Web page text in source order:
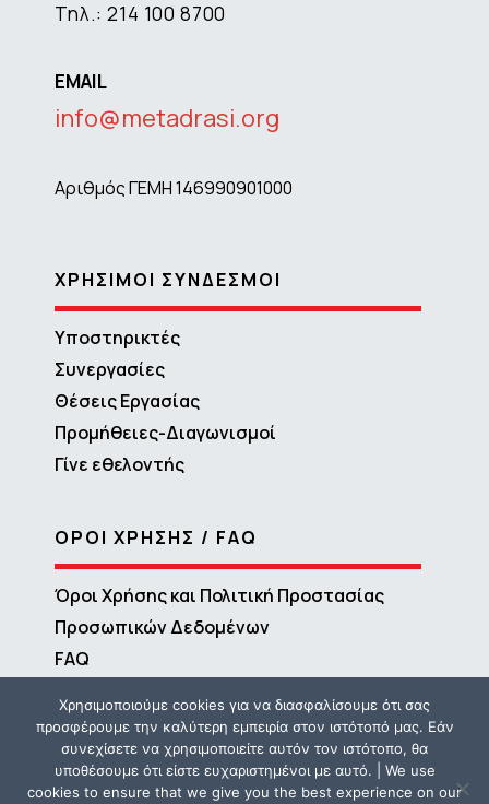
Τηλ.: 214 100 8700
EMAIL
info@metadrasi.org
Αριθμός ΓΕΜΗ 146990901000
ΧΡΗΣΙΜΟΙ ΣΥΝΔΕΣΜΟΙ
Υποστηρικτές
Συνεργασίες
Θέσεις Εργασίας
Προμήθειες-Διαγωνισμοί
Γίνε εθελοντής
ΟΡΟΙ ΧΡΗΣΗΣ / FAQ
Όροι Χρήσης και Πολιτική Προστασίας
Προσωπικών Δεδομένων
FAQ
Χρησιμοποιούμε cookies για να διασφαλίσουμε ότι σας
προσφέρουμε την καλύτερη εμπειρία στον ιστότοπό μας. Εάν
συνεχίσετε να χρησιμοποιείτε αυτόν τον ιστότοπο, θα
υποθέσουμε ότι είστε ευχαριστημένοι με αυτό. | We use
cookies to ensure that we give you the best experience on our